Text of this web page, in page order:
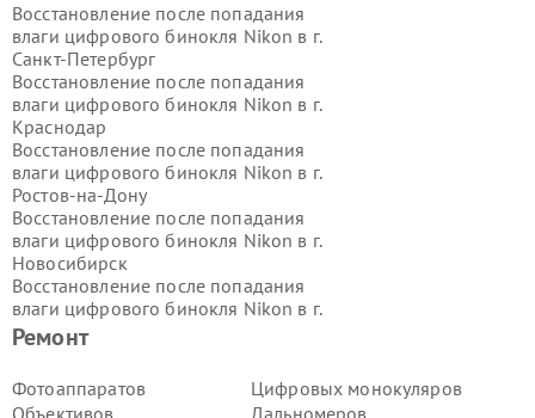
Ремонт
Фотоаппаратов
Объективов
Цифровых монокуляров
Дальномеров
Восстановление после попадания
влаги цифрового бинокля Nikon в г.
Санкт-Петербург
Восстановление после попадания
влаги цифрового бинокля Nikon в г.
Краснодар
Восстановление после попадания
влаги цифрового бинокля Nikon в г.
Ростов-на-Дону
Восстановление после попадания
влаги цифрового бинокля Nikon в г.
Новосибирск
Восстановление после попадания
влаги цифрового бинокля Nikon в г.
Екатеринбург
влаги цифрового бинокля Nikon в г.
Казань